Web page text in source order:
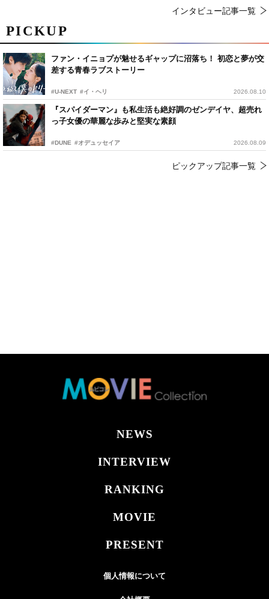
PICKUP
ファン・イニョプが魅せるギャップに沼落ち！ 初恋と夢が交
差する青春ラブストーリー
#U-NEXT #イ・ヘリ 2026.08.10
『スパイダーマン』も私生活も絶好調のゼンデイヤ、超売れ
っ子女優の華麗な歩みと堅実な素顔
#DUNE #オデュッセイア 2026.08.09
ピックアップ記事一覧
インタビュー記事一覧
NEWS
INTERVIEW
RANKING
MOVIE
PRESENT
個人情報について